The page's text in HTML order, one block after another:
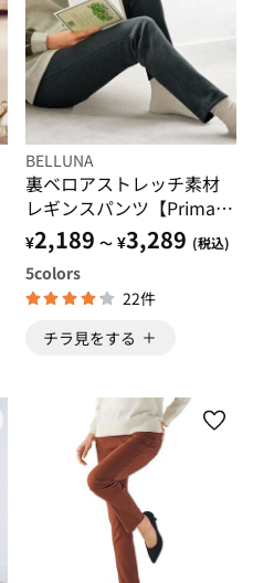
BELLUNA
裏ベロアストレッチ素材
レギンスパンツ【Prima fit
pants】
¥2,189 ～ ¥3,289 (税込)
5colors
22件
チラ見をする